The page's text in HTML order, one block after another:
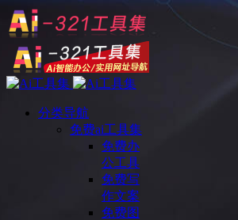
分类导航
免费ai工具集
免费办
公工具
免费写
作文案
免费图